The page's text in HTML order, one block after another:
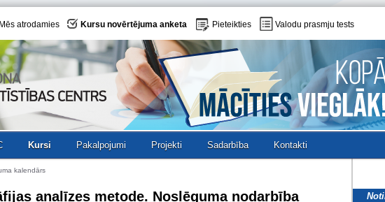
Mēs atrodamies Kursu novērtējuma anketa Pieteikties Valodu prasmju tests
Kursi Pakalpojumi Projekti Sadarbība Kontakti
kalendārs
analīzes metode. Noslēguma nodarbība